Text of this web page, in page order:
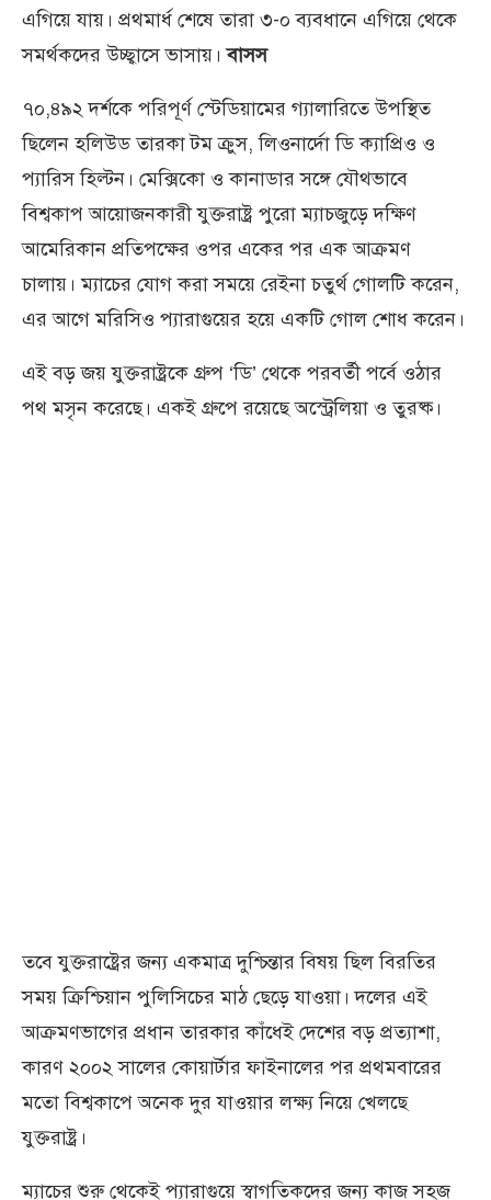
এগিয়ে যায়। প্রথমার্ধ শেষে তারা ৩-০ ব্যবধানে এগিয়ে থেকে
সমর্থকদের উচ্ছ্বাসে ভাসায়।বাসস
৭০,৪৯২ দর্শকে পরিপূর্ণ স্টেডিয়ামের গ্যালারিতে উপস্থিত
ছিলেন হলিউড তারকা টম ক্রুস, লিওনার্দো ডি ক্যাপ্রিও ও
প্যারিস হিল্টন। মেক্সিকো ও কানাডার সঙ্গে যৌথভাবে
বিশ্বকাপ আয়োজনকারী যুক্তরাষ্ট্র পুরো ম্যাচজুড়ে দক্ষিণ
আমেরিকান প্রতিপক্ষের ওপর একের পর এক আক্রমণ
চালায়। ম্যাচের যোগ করা সময়ে রেইনা চতুর্থ গোলটি করেন,
এর আগে মরিসিও প্যারাগুয়ের হয়ে একটি গোল শোধ করেন।
এই বড় জয় যুক্তরাষ্ট্রকে গ্রুপ ‘ডি’ থেকে পরবর্তী পর্বে ওঠার
পথ মসৃন করেছে। একই গ্রুপে রয়েছে অস্ট্রেলিয়া ও তুরষ্ক।
তবে যুক্তরাষ্ট্রের জন্য একমাত্র দুশ্চিন্তার বিষয় ছিল বিরতির
সময় ক্রিশ্চিয়ান পুলিসিচের মাঠ ছেড়ে যাওয়া। দলের এই
আক্রমণভাগের প্রধান তারকার কাঁধেই দেশের বড় প্রত্যাশা,
কারণ ২০০২ সালের কোয়ার্টার ফাইনালের পর প্রথমবারের
মতো বিশ্বকাপে অনেক দুর যাওয়ার লক্ষ্য নিয়ে খেলছে
যুক্তরাষ্ট্র।
ম্যাচের শুরু থেকেই প্যারাগুয়ে স্বাগতিকদের জন্য কাজ সহজ